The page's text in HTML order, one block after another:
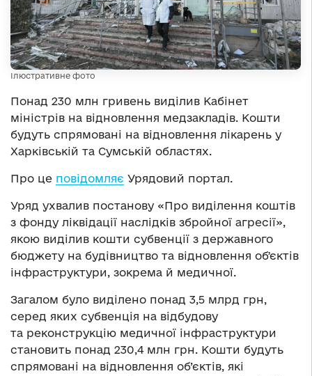
Ілюстративне фото
Понад 230 млн гривень виділив Кабінет
міністрів на відновлення медзакладів. Кошти
будуть спрямовані на відновлення лікарень у
Харківській та Сумській областях.
Про це повідомляє Урядовий портал.
Уряд ухвалив постанову «Про виділення коштів
з фонду ліквідації наслідків збройної агресії»,
якою виділив кошти субвенції з державного
бюджету на будівництво та відновлення обʼєктів
інфраструктури, зокрема й медичної.
Загалом було виділено понад 3,5 млрд грн,
серед яких субвенція на відбудову
та реконструкцію медичної інфраструктури
становить понад 230,4 млн грн. Кошти будуть
спрямовані на відновлення об’єктів, які